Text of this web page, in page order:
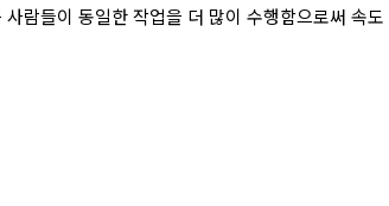
람들이 동일한 작업을 더 많이 수행함으로써 속도